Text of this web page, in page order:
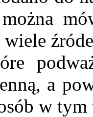
a
w tym